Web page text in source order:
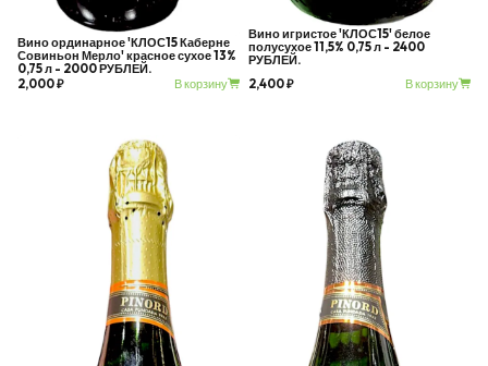
Вино ординарное 'КЛОС15 Каберне
Совиньон Мерло' красное сухое 13%
0,75 л - 2000 РУБЛЕЙ.
2,000 ₽
В корзину
Вино игристое 'КЛОС15' белое
полусухое 11,5% 0,75 л - 2400
РУБЛЕЙ.
2,400 ₽
В корзину